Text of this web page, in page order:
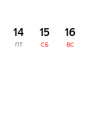
14
ПТ
15
СБ
16
ВС